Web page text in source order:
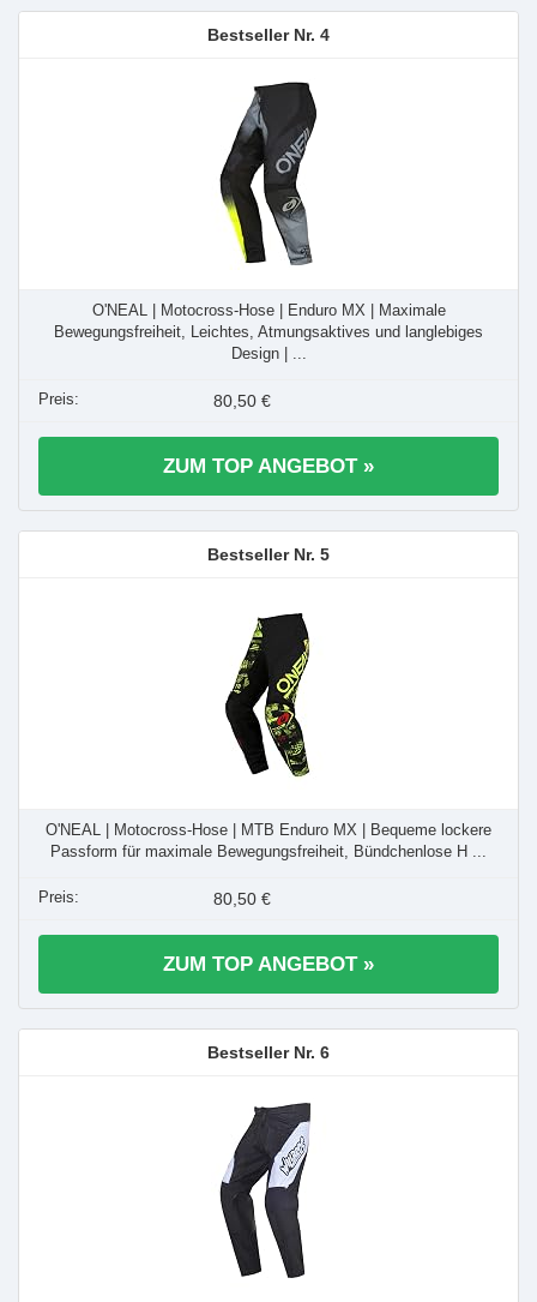
4
O'NEAL | Motocross-Hose | Enduro MX | Maximale
Bewegungsfreiheit, Leichtes, Atmungsaktives und langlebiges
Design | ...
80,50 €
ZUM TOP ANGEBOT »
5
O'NEAL | Motocross-Hose | MTB Enduro MX | Bequeme lockere
Passform für maximale Bewegungsfreiheit, Bündchenlose H ...
80,50 €
ZUM TOP ANGEBOT »
6